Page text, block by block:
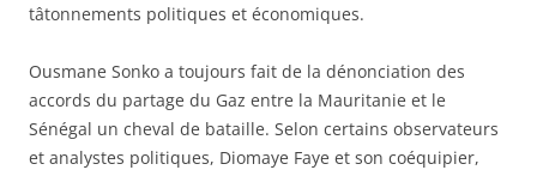
tâtonnements politiques et économiques.
Ousmane Sonko a toujours fait de la dénonciation des
accords du partage du Gaz entre la Mauritanie et le
Sénégal un cheval de bataille. Selon certains observateurs
et analystes politiques, Diomaye Faye et son coéquipier,